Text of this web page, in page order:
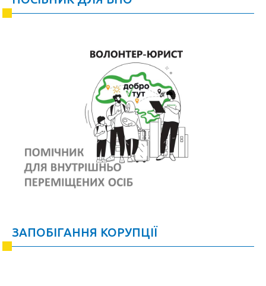
ЗАПОБІГАННЯ КОРУПЦІЇ